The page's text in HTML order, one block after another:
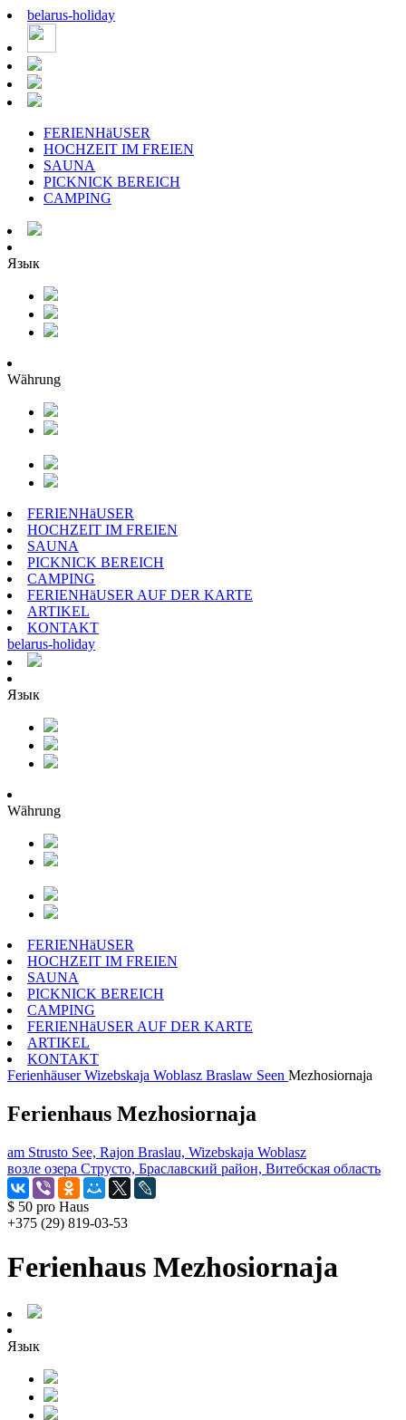
belarus-holiday
FERIENHäUSER
HOCHZEIT IM FREIEN
SAUNA
PICKNICK BEREICH
CAMPING
Язык
Währung
FERIENHäUSER
HOCHZEIT IM FREIEN
SAUNA
PICKNICK BEREICH
CAMPING
FERIENHäUSER AUF DER KARTE
ARTIKEL
KONTAKT
belarus-holiday
Язык
Währung
FERIENHäUSER
HOCHZEIT IM FREIEN
SAUNA
PICKNICK BEREICH
CAMPING
FERIENHäUSER AUF DER KARTE
ARTIKEL
KONTAKT
Ferienhäuser Wizebskaja Woblasz Braslaw Seen Mezhosiornaja
Ferienhaus Mezhosiornaja
am Strusto See, Rajon Braslau, Wizebskaja Woblasz
возле озера Струсто, Браславский район, Витебская область
$ 50 pro Haus
+375 (29) 819-03-53
Ferienhaus Mezhosiornaja
Язык